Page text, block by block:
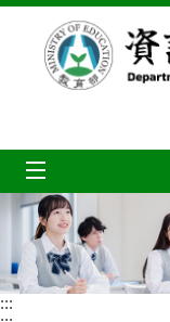
跳到主要內容區塊
:::